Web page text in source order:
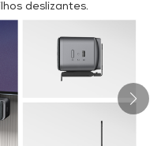
deslizantes.